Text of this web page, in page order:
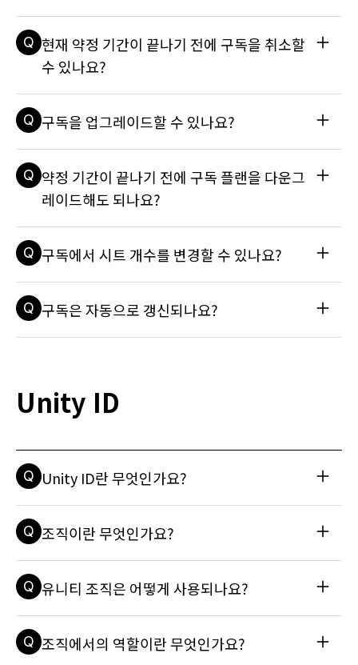
요?
A
자가 조직을 떠나면 라이선스 시트가 취소되고 관리자나 소유자
가 동일 조직 내 다른 사용자에게 재할당할 수 있습니다. 단, 구
용은 다음 지식창고 문서를 참조하세요: 시트란 무엇인가요? 조
직의 시트를 어떻게 취소할 수 있나요? 시트를 사용자에게 어떻
게 할당하나요?
Q 현재 약정 기간이 끝나기 전에 구독을 취소할
수 있나요?
A
수 없습니다. 즉, 특정 기간의 구독을 시작하면 약정 기간이 만
한 구독료를 지불하셔야 합니다. 자세한 내용은 유니티 서비스
약관(Unity 소프트웨어 추가 약관 포함)을 참조하세요.
Q 구독을 업그레이드할 수 있나요?
A
드할 수 있습니다. 업그레이드 시 새로운 약정 기간이 시작되며,
원래 약정에 남아 있는 선불 요금은 업그레이드한 구독 플랜의
요: 구독 티어를 업그레이드하려면 어떻게 하나요?
Q 약정 기간이 끝나기 전에 구독 플랜을 다운그
레이드해도 되나요?
A
니다. 약정 기간 중에 상위 플랜으로 구독을 업그레이드할 수는
티어를 업그레이드하려면 어떻게 하나요?
Q 구독에서 시트 개수를 변경할 수 있나요?
A
ty ID를 통해 시트를 구독에 추가할 수 있습니다. 자세한 내용은
려면 어떻게 해야 하나요?
Q 구독은 자동으로 갱신되나요?
료 문서를 참조하세요: 12개월 계약이 끝나면 Unity 구독이 자
동으로 갱신되나요?
Unity ID
Q Unity ID란 무엇인가요?
A
nity와 에셋 스토어를 다운로드하여 사용할 수 있습니다. id.uni
Q 조직이란 무엇인가요?
A
로 생성합니다. 조직은 유니티 웹사이트를 통해 프로젝트와 라
하세요: 조직이란 무엇인가요?
Q 유니티 조직은 어떻게 사용되나요?
A
하는 방법입니다. 조직과 연결된 사람은 조직 역할에 따라 누구
Q 조직에서의 역할이란 무엇인가요?